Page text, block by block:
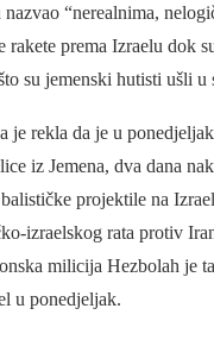
“nerealnima,
rakete prema Izraelu dok
su jemenski hutisti ušli u
je rekla da je u
iz Jemena, dva dana
projektile na
izraelskog rata protiv
milicija Hezbolah je
u ponedjeljak.